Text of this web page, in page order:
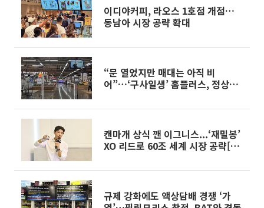
이디야커피, 라오스 1호점 개점…
동남아 시장 공략 확대
“문 열었지만 매대는 아직 비
어”…‘구사일생’ 홈플러스, 정상화
캔마개 상식 깬 이그니스...‘재밀봉’
XO 리드로 60조 세계 시장 공략[현
규제 강화에도 액상담배 경쟁 ‘가